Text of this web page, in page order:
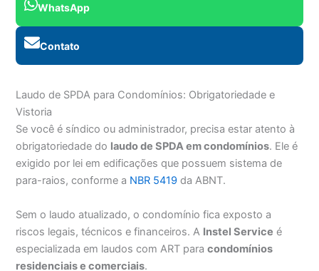
WhatsApp
Contato
Laudo de SPDA para Condomínios: Obrigatoriedade e
Vistoria
Se você é síndico ou administrador, precisa estar atento à
obrigatoriedade do laudo de SPDA em condomínios. Ele é
exigido por lei em edificações que possuem sistema de
para-raios, conforme a NBR 5419 da ABNT.
Sem o laudo atualizado, o condomínio fica exposto a
riscos legais, técnicos e financeiros. A Instel Service é
especializada em laudos com ART paracondomínios
residenciais e comerciais.